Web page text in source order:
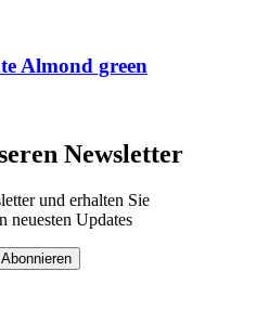
Almond green
Newsletter
und erhalten Sie
neuesten Updates
Abonnieren